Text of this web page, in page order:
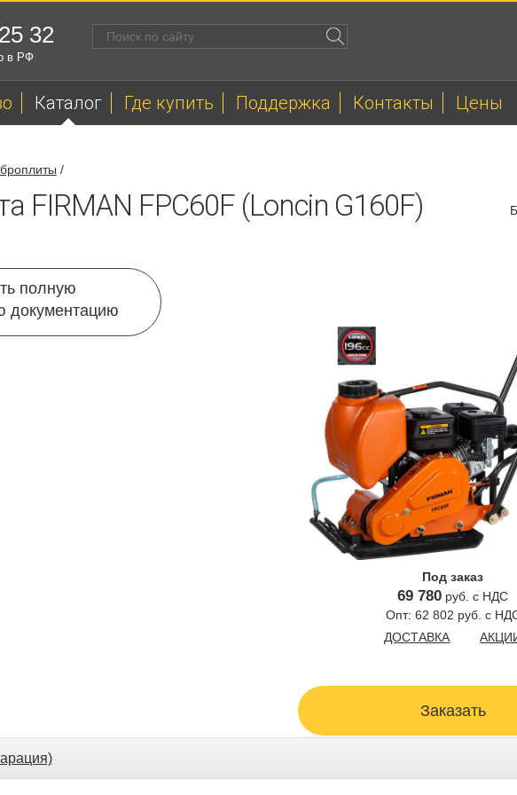
32
в РФ
Каталог Где купить Поддержка Контакты Цены
/
FIRMAN FPC60F (Loncin G160F)
полную
документацию
Под заказ
69 780 руб. с НДС
Опт: 62 802 руб. с
ДОСТАВКА
Заказать